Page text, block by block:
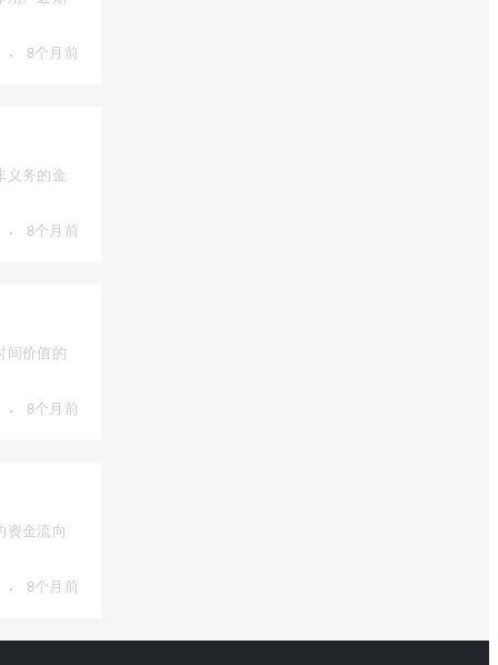
· 8个月前
义务的金
· 8个月前
间价值的
· 8个月前
资金流向
· 8个月前